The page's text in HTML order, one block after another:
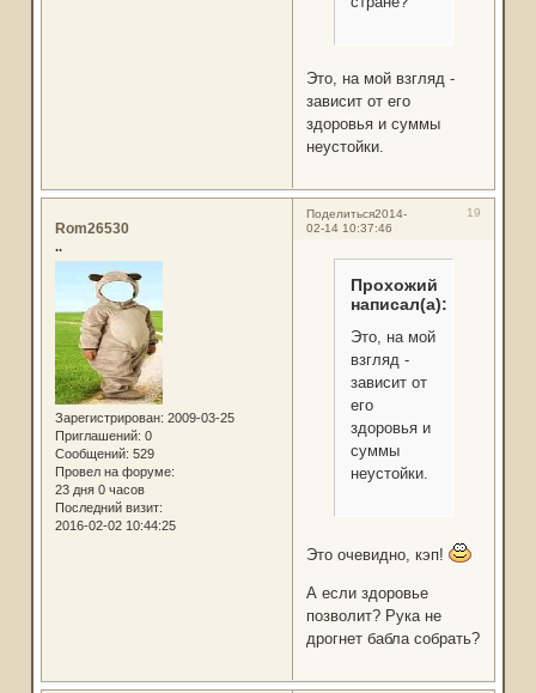
Это, на мой взгляд -
зависит от его
здоровья и суммы
неустойки.
Поделиться 19
2014-
02-14 10:37:46
Rom26530
..
Зарегистрирован: 2009-03-25
Приглашений: 0
Сообщений: 529
Провел на форуме:
23 дня 0 часов
Последний визит:
2016-02-02 10:44:25
Прохожий
написал(а):
Это, на мой
взгляд -
зависит от
его
здоровья и
суммы
неустойки.
Это очевидно, кэп!
А если здоровье
позволит? Рука не
дрогнет бабла собрать?